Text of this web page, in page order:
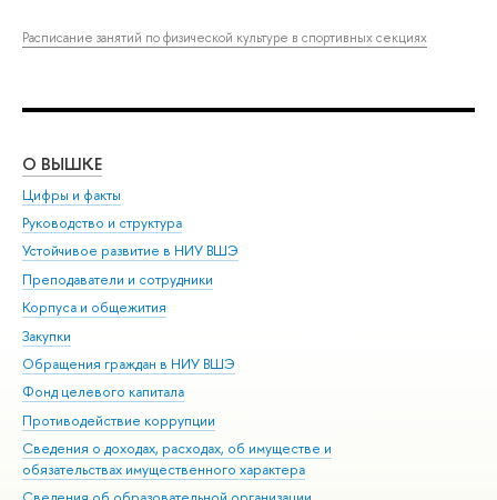
Расписание занятий по физической культуре в спортивных секциях
О ВЫШКЕ
Цифры и факты
Руководство и структура
Устойчивое развитие в НИУ ВШЭ
Преподаватели и сотрудники
Корпуса и общежития
Закупки
Обращения граждан в НИУ ВШЭ
Фонд целевого капитала
Противодействие коррупции
Сведения о доходах, расходах, об имуществе и
обязательствах имущественного характера